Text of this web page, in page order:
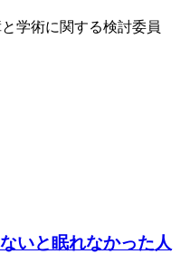
学術に関する検討委員
いと眠れなかった人